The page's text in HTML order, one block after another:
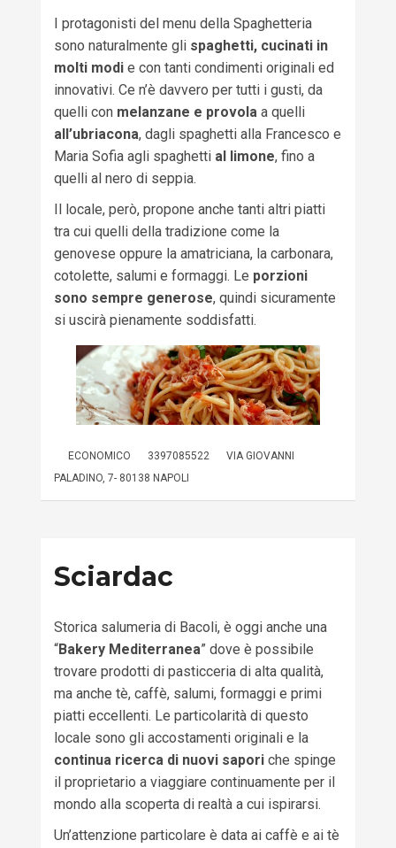
I protagonisti del menu della Spaghetteria
sono naturalmente gli spaghetti, cucinati in
molti modie con tanti condimenti originali ed
innovativi. Ce n’è davvero per tutti i gusti, da
quelli con melanzane e provolaa quelli
all’ubriacona, dagli spaghetti alla Francesco e
Maria Sofia agli spaghetti al limone, fino a
quelli al nero di seppia.
Il locale, però, propone anche tanti altri piatti
tra cui quelli della tradizione come la
genovese oppure la amatriciana, la carbonara,
cotolette, salumi e formaggi. Le porzioni
sono sempre generose, quindi sicuramente
si uscirà pienamente soddisfatti.
ECONOMICO 3397085522
VIA GIOVANNI
PALADINO, 7- 80138 NAPOLI
Sciardac
Storica salumeria di Bacoli, è oggi anche una
“Bakery Mediterranea” dove è possibile
trovare prodotti di pasticceria di alta qualità,
ma anche tè, caffè, salumi, formaggi e primi
piatti eccellenti. Le particolarità di questo
locale sono gli accostamenti originali e la
continua ricerca di nuovi saporiche spinge
il proprietario a viaggiare continuamente per il
mondo alla scoperta di realtà a cui ispirarsi.
Un’attenzione particolare è data ai caffè e ai tè